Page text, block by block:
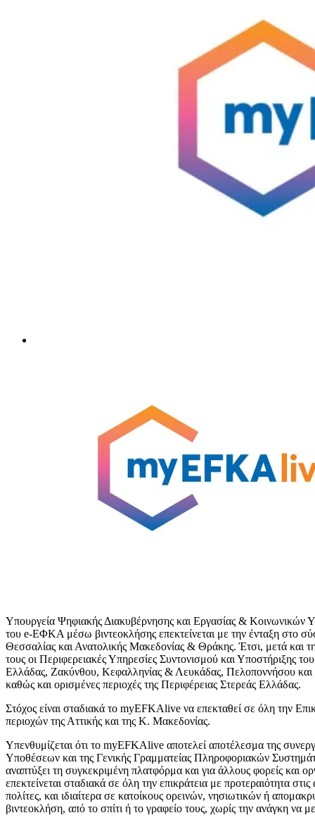
Υπουργεία Ψηφιακής Διακυβέρνησης και Εργασίας & Κοινωνικών
του e-ΕΦΚΑ μέσω βιντεοκλήσης επεκτείνεται με την ένταξη στο
Θεσσαλίας και Ανατολικής Μακεδονίας & Θράκης. Έτσι, μετά και
τους οι Περιφερειακές Υπηρεσίες Συντονισμού και
Ελλάδας, Ζακύνθου, Κεφαλληνίας & Λευκάδας, Πελοποννήσου
καθώς και ορισμένες περιοχές της Περιφέρειας Στερεάς Ελλάδας.
Στόχος είναι σταδιακά το myEFKAlive να επεκταθεί σε όλη την
περιοχών της Αττικής και της Κ. Μακεδονίας.
Υπενθυμίζεται ότι το myEFKAlive αποτελεί αποτέλεσμα της
Υποθέσεων και της Γενικής Γραμματείας Πληροφοριακών
αναπτύξει τη συγκεκριμένη πλατφόρμα και για άλλους φορείς και
επεκτείνεται σταδιακά σε όλη την επικράτεια με προτεραιότητα
πολίτες, και ιδιαίτερα σε κατοίκους ορεινών, νησιωτικών ή
βιντεοκλήση, από το σπίτι ή το γραφείο τους, χωρίς την ανάγκη